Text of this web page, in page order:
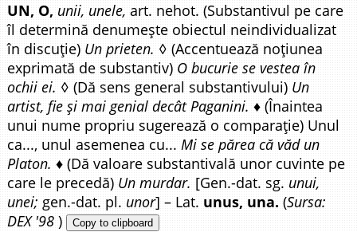
UN, O, unii, unele, art. nehot. (Substantivul pe care
îl determină denumește obiectul neindividualizat
în discuție) Un prieten. ◊ (Accentuează noțiunea
exprimată de substantiv) O bucurie se vestea în
ochii ei. ◊ (Dă sens general substantivului) Un
artist, fie și mai genial decât Paganini. ♦ (Înaintea
unui nume propriu sugerează o comparație) Unul
ca..., unul asemenea cu...Mi se părea că văd un
Platon. ♦ (Dă valoare substantivală unor cuvinte pe
care le precedă) Un murdar. [Gen.-dat. sg. unui,
unei; gen.-dat. pl. unor] – Lat. unus, una. (Sursa:
DEX '98 ) Copy to clipboard